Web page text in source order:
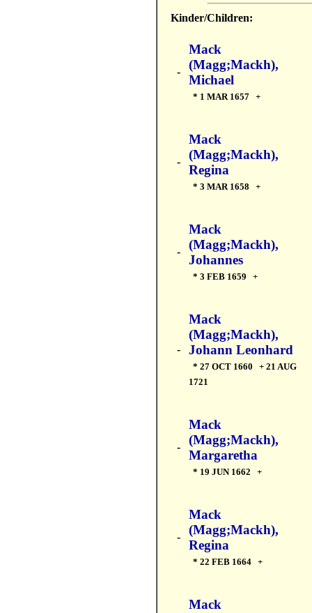
Kinder/Children:
-
Mack
(Magg;Mackh),
Michael
* 1 MAR 1657 +
-
Mack
(Magg;Mackh),
Regina
* 3 MAR 1658 +
-
Mack
(Magg;Mackh),
Johannes
* 3 FEB 1659 +
-
Mack
(Magg;Mackh),
Johann Leonhard
* 27 OCT 1660 + 21 AUG
1721
-
Mack
(Magg;Mackh),
Margaretha
* 19 JUN 1662 +
-
Mack
(Magg;Mackh),
Regina
* 22 FEB 1664 +
Mack